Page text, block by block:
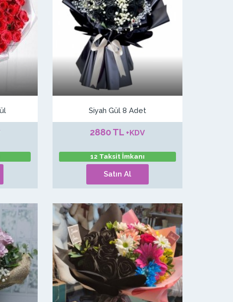
Siyah Gül 8 Adet
2880 TL +KDV
12 Taksit İmkanı
Satın Al